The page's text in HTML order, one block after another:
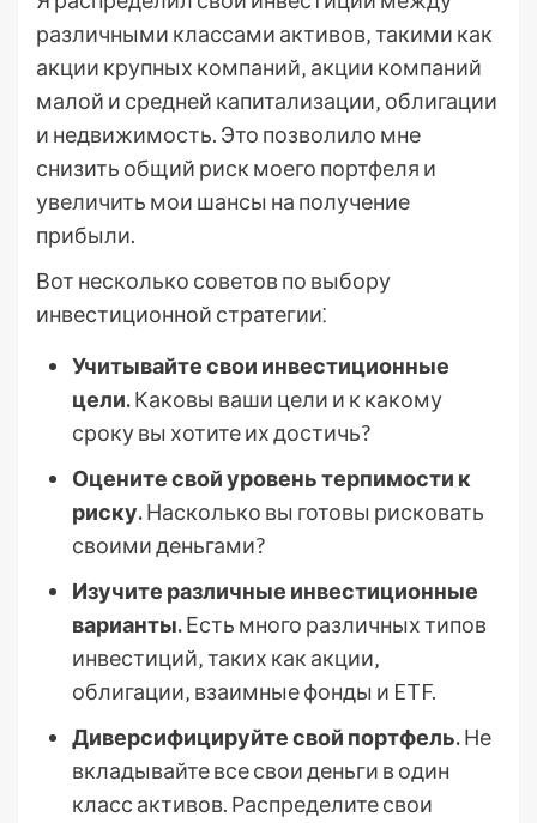
различными классами активов‚ такими как
акции крупных компаний‚ акции компаний
малой и средней капитализации‚ облигации
и недвижимость. Это позволило мне
снизить общий риск моего портфеля и
увеличить мои шансы на получение
прибыли.
Вот несколько советов по выбору
инвестиционной стратегии⁚
Учитывайте свои инвестиционные
цели.Каковы ваши цели и к какому
сроку вы хотите их достичь?
Оцените свой уровень терпимости к
риску.Насколько вы готовы рисковать
своими деньгами?
Изучите различные инвестиционные
варианты.Есть много различных типов
инвестиций‚ таких как акции‚
облигации‚ взаимные фонды и ETF.
Диверсифицируйте свой портфель.Не
вкладывайте все свои деньги в один
класс активов. Распределите свои